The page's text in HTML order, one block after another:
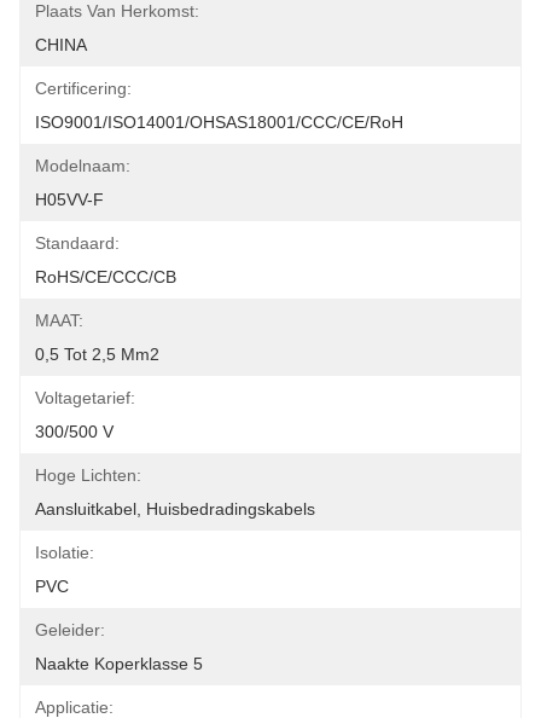
Plaats Van Herkomst:
CHINA
Certificering:
ISO9001/ISO14001/OHSAS18001/CCC/CE/RoH
Modelnaam:
H05VV-F
Standaard:
RoHS/CE/CCC/CB
MAAT:
0,5 Tot 2,5 Mm2
Voltagetarief:
300/500 V
Hoge Lichten:
Aansluitkabel, Huisbedradingskabels
Isolatie:
PVC
Geleider:
Naakte Koperklasse 5
Applicatie: